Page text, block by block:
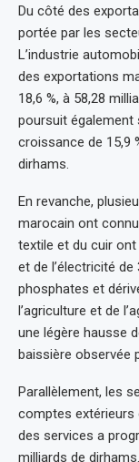
Du côté des
portée par les
L’industrie
des exportations
18,6 %, à 58,28
poursuit également
croissance de 15,9
dirhams.
En revanche,
marocain ont
textile et du cuir ont
et de l’électricité de
phosphates et
l’agriculture et de
une légère hausse
baissière observée
Parallèlement, les
comptes extérieurs
des services a
milliards de